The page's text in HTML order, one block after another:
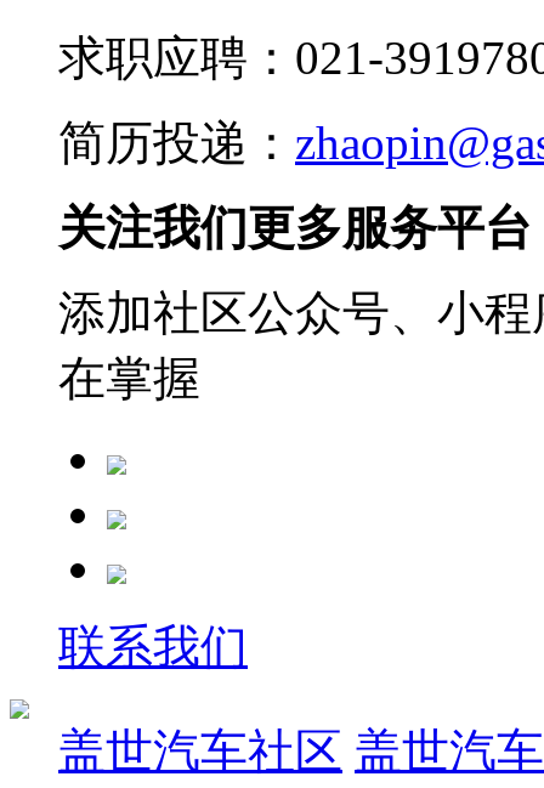
求职应聘：021-
简历投递：
关注我们更多服务平台
添加社区公众号、小
在掌握
联系我们
盖世汽车社区 盖世汽